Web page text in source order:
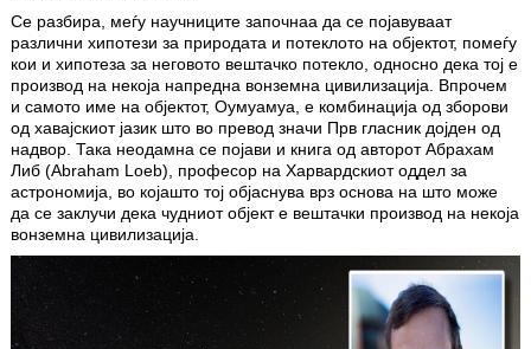
Се разбира, меѓу научниците започнаа да се појавуваат
различни хипотези за природата и потеклото на објектот, помеѓу
кои и хипотеза за неговото вештачко потекло, односно дека тој е
производ на некоја напредна вонземна цивилизација. Впрочем
и самото име на објектот, Оумуамуа, е комбинација од зборови
од хавајскиот јазик што во превод значи Прв гласник дојден од
надвор. Така неодамна се појави и книга од авторот Абрахам
Либ (Abraham Loeb), професор на Харвардскиот оддел за
астрономија, во којашто тој објаснува врз основа на што може
да се заклучи дека чудниот објект е вештачки производ на некоја
вонземна цивилизација.